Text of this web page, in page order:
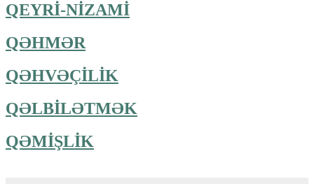
QEYRİ-NİZAMİ
QƏHMƏR
QƏHVƏÇİLİK
QƏLBİLƏTMƏK
QƏMİŞLİK